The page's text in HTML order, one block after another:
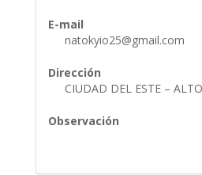
E-mail
natokyio25@gmail.com
Dirección
CIUDAD DEL ESTE –
Observación